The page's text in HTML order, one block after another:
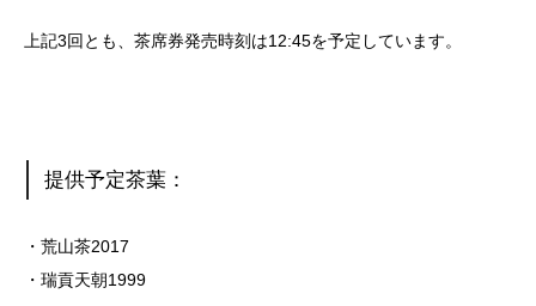
上記3回とも、茶席券発売時刻は12:45を予定しています。
提供予定茶葉：
・荒山茶2017
・瑞貢天朝1999